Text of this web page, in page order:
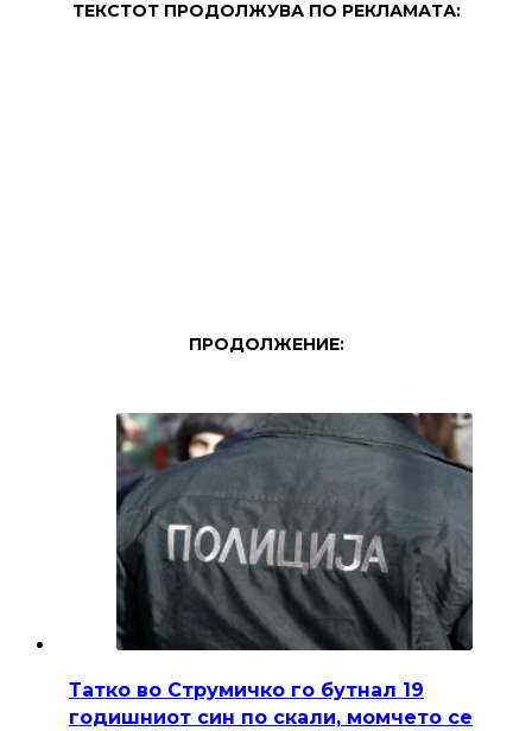
ТЕКСТОТ ПРОДОЛЖУВА ПО РЕКЛАМАТА:
ПРОДОЛЖЕНИЕ:
Татко во Струмичко го бутнал 19
годишниот син по скали, момчето се